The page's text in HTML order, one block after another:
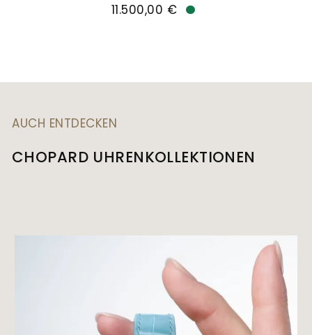
11.500,00 €
AUCH ENTDECKEN
CHOPARD UHRENKOLLEKTIONEN